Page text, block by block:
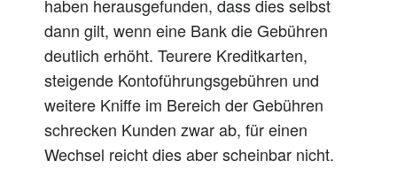
haben herausgefunden, dass diesselbst
dann gilt, wenn eine Bank die Gebühren
deutlich erhöht. Teurere Kreditkarten,
steigende Kontoführungsgebühren und
weitere Kniffe im Bereich der Gebühren
schrecken Kunden zwar ab, für einen
Wechsel reicht diesaberscheinbar nicht.